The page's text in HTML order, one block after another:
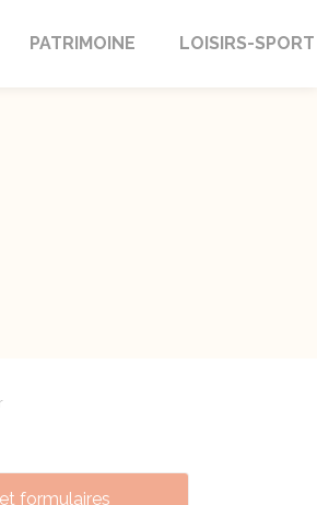
PATRIMOINE LOISIRS-SPORT
formulaires